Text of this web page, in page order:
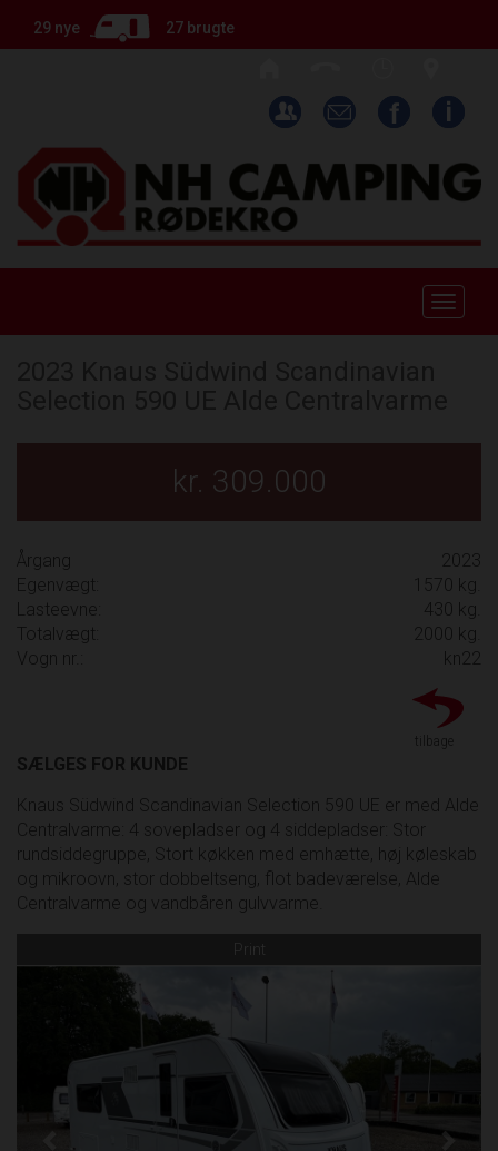
29 nye 27 brugte
Toggle
kr. 309.000
Årgang
2023
Egenvægt:
1570 kg.
Lasteevne:
430 kg.
Totalvægt:
2000 kg.
Vogn nr.:
kn22
tilbage
SÆLGES FOR KUNDE
Knaus Südwind Scandinavian Selection 590 UE er med Alde
Centralvarme: 4 sovepladser og 4 siddepladser: Stor
rundsiddegruppe, Stort køkken med emhætte, høj køleskab
og mikroovn, stor dobbeltseng, flot badeværelse, Alde
Centralvarme og vandbåren gulvvarme.
Print
Previous